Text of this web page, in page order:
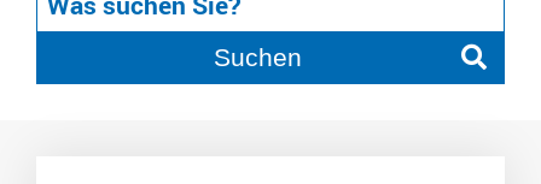
Suchen